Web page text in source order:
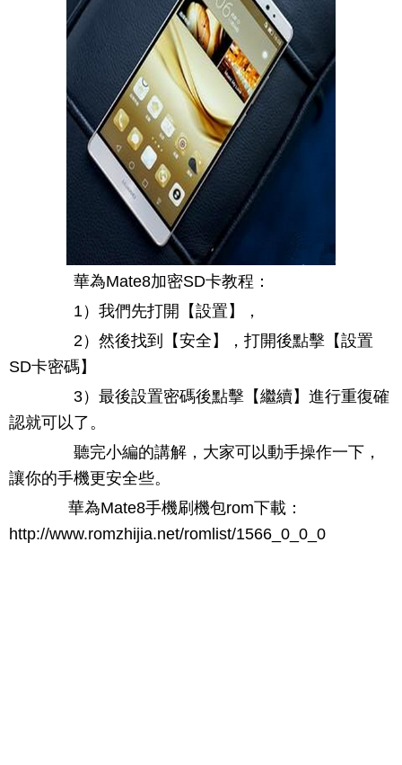
華為Mate8加密SD卡教程：
1）我們先打開【設置】，
2）然後找到【安全】，打開後點擊【設置
SD卡密碼】
3）最後設置密碼後點擊【繼續】進行重復確
認就可以了。
聽完小編的講解，大家可以動手操作一下，
讓你的手機更安全些。
華為Mate8手機刷機包rom下載：
http://www.romzhijia.net/romlist/1566_0_0_0